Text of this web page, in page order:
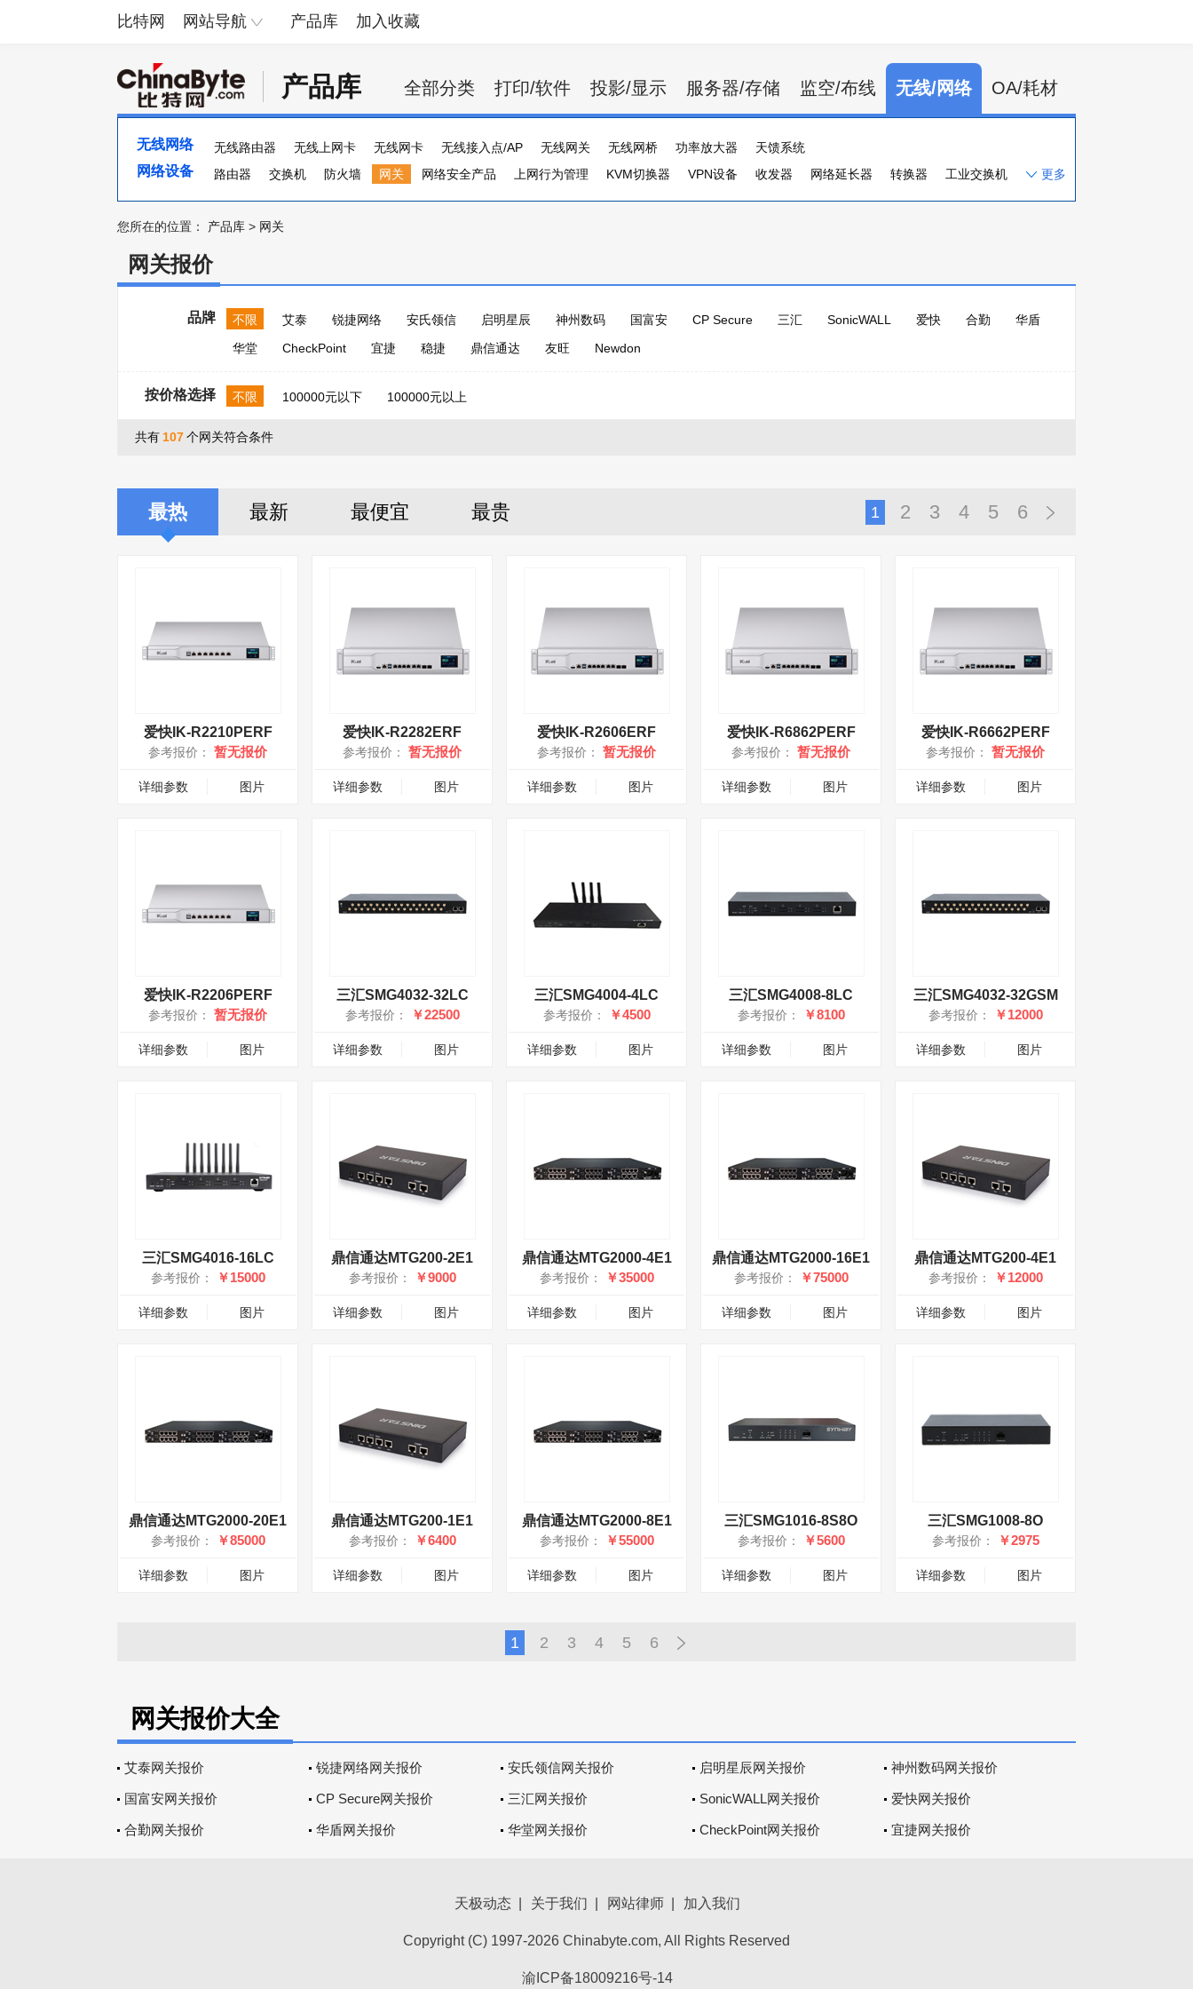
比特网 网站导航 产品库 加入收藏
产品库 全部分类 打印/软件 投影/显示 服务器/存储 监空/布线 无线/网络 OA/耗材
无线网络 无线路由器 无线上网卡 无线网卡 无线接入点/AP 无线网关 无线网桥 功率放大器 天馈系统
网络设备 路由器 交换机 防火墙 网关 网络安全产品 上网行为管理 KVM切换器 VPN设备 收发器 网络延长器 转换器
工业交换机
流量计
集线器 ADSL 多串口卡 负载均衡器 邮件服务器管理 复用器 网络设备配件 模块接口卡 入侵检测
更多
您所在的位置： 产品库 > 网关
网关报价
品牌 不限 艾泰 锐捷网络 安氏领信 启明星辰 神州数码 国富安 CP Secure 三汇 SonicWALL 爱快 合勤
华盾
华堂
CheckPoint 宜捷 稳捷 鼎信通达 友旺 Newdon
按价格选择 不限 100000元以下 100000元以上
共有 107个网关符合条件
最热 最新 最便宜 最贵 1 2 3 4 5 6
爱快IK-R2210PERF
参考报价： 暂无报价
详细参数 图片
爱快IK-R2282ERF
参考报价： 暂无报价
详细参数 图片
爱快IK-R2606ERF
参考报价： 暂无报价
详细参数 图片
爱快IK-R6862PERF
参考报价： 暂无报价
详细参数 图片
爱快IK-R6662PERF
参考报价： 暂无报价
详细参数 图片
爱快IK-R2206PERF
参考报价： 暂无报价
详细参数 图片
三汇SMG4032-32LC
参考报价： ￥22500
详细参数 图片
三汇SMG4004-4LC
参考报价： ￥4500
详细参数 图片
三汇SMG4008-8LC
参考报价： ￥8100
详细参数 图片
三汇SMG4032-32GSM
参考报价： ￥12000
详细参数 图片
三汇SMG4016-16LC
参考报价： ￥15000
详细参数 图片
鼎信通达MTG200-2E1
参考报价： ￥9000
详细参数 图片
鼎信通达MTG2000-4E1
参考报价： ￥35000
详细参数 图片
鼎信通达MTG2000-16E1
参考报价： ￥75000
详细参数 图片
鼎信通达MTG200-4E1
参考报价： ￥12000
详细参数 图片
鼎信通达MTG2000-20E1
参考报价： ￥85000
详细参数 图片
鼎信通达MTG200-1E1
参考报价： ￥6400
详细参数 图片
鼎信通达MTG2000-8E1
参考报价： ￥55000
详细参数 图片
三汇SMG1016-8S8O
参考报价： ￥5600
详细参数 图片
三汇SMG1008-8O
参考报价： ￥2975
详细参数 图片
1 2 3 4 5 6
网关报价大全
艾泰网关报价 锐捷网络网关报价 安氏领信网关报价 启明星辰网关报价 神州数码网关报价
国富安网关报价 CP Secure网关报价 三汇网关报价 SonicWALL网关报价 爱快网关报价
合勤网关报价 华盾网关报价 华堂网关报价 CheckPoint网关报价 宜捷网关报价
天极动态 关于我们 网站律师 加入我们
Copyright (C) 1997-2026 Chinabyte.com, All Rights Reserved
渝ICP备18009216号-14